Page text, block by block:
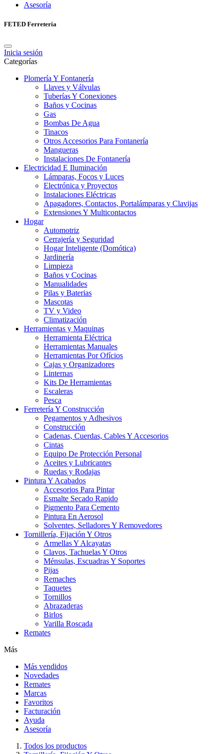
Asesoría
FETED Ferretería
Inicia sesión
Categorías
Plomería Y Fontanería
Llaves y Válvulas
Tuberías Y Conexiones
Baños y Cocinas
Gas
Bombas De Agua
Tinacos
Otros Accesorios Para Fontanería
Mangueras
Instalaciones De Fontanería
Electricidad E Iluminación
Lámparas, Focos y Luces
Electrónica y Proyectos
Instalaciones Eléctricas
Apagadores, Contactos, Portalámparas y Clavijas
Extensiones Y Multicontactos
Hogar
Automotriz
Cerrajería y Seguridad
Hogar Inteligente (Domótica)
Jardinería
Limpieza
Baños y Cocinas
Manualidades
Pilas y Baterias
Mascotas
TV y Video
Climatización
Herramientas y Maquinas
Herramienta Eléctrica
Herramientas Manuales
Herramientas Por Ofícios
Cajas y Organizadores
Linternas
Kits De Herramientas
Escaleras
Pesca
Ferretería Y Construcción
Pegamentos y Adhesivos
Construcción
Cadenas, Cuerdas, Cables Y Accesorios
Cintas
Equipo De Protección Personal
Aceites y Lubricantes
Ruedas y Rodajas
Pintura Y Acabados
Accesorios Para Pintar
Esmalte Secado Rapido
Pigmento Para Cemento
Pintura En Aerosol
Solventes, Selladores Y Removedores
Tornillería, Fijación Y Otros
Armellas Y Alcayatas
Clavos, Tachuelas Y Otros
Ménsulas, Escuadras Y Soportes
Pijas
Remaches
Taquetes
Tornillos
Abrazaderas
Birlos
Varilla Roscada
Remates
Más
Más vendidos
Novedades
Remates
Marcas
Favoritos
Facturación
Ayuda
Asesoría
Todos los productos